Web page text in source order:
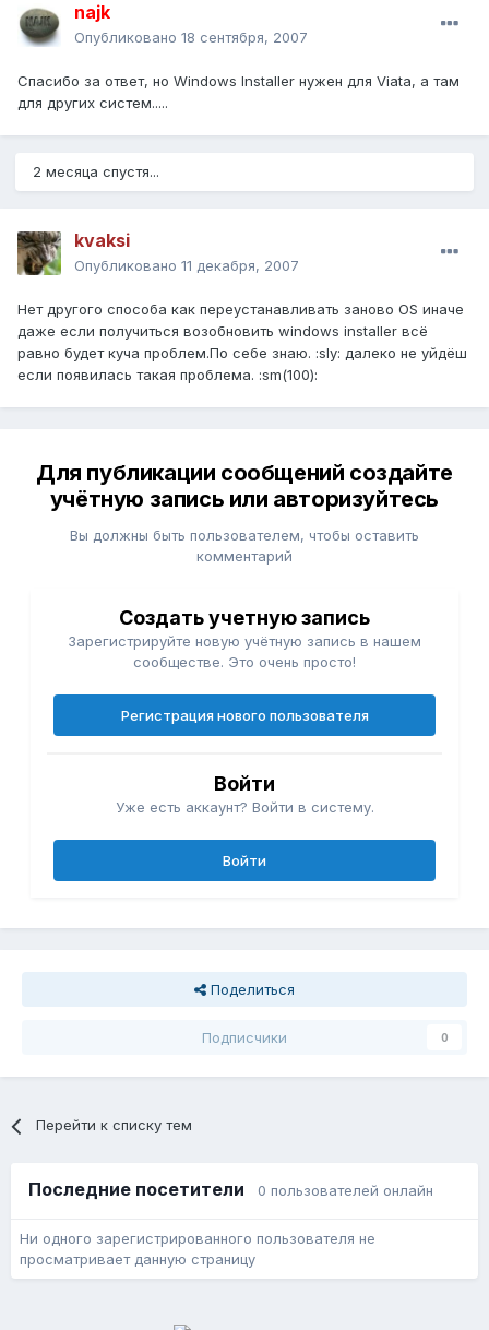
najk
Опубликовано 18 сентября, 2007
Спасибо за ответ, но Windows Installer нужен для Viata, а там
для других систем.....
2 месяца спустя...
kvaksi
Опубликовано 11 декабря, 2007
Нет другого способа как переустанавливать заново OS иначе
даже если получиться возобновить windows installer всё
равно будет куча проблем.По себе знаю. :sly: далеко не уйдёш
если появилась такая проблема. :sm(100):
Для публикации сообщений создайте
учётную запись или авторизуйтесь
Вы должны быть пользователем, чтобы оставить
комментарий
Создать учетную запись
Зарегистрируйте новую учётную запись в нашем
сообществе. Это очень просто!
Регистрация нового пользователя
Войти
Уже есть аккаунт? Войти в систему.
Войти
Поделиться
Подписчики 0
Перейти к списку тем
Последние посетители 0 пользователей онлайн
Ни одного зарегистрированного пользователя не
просматривает данную страницу